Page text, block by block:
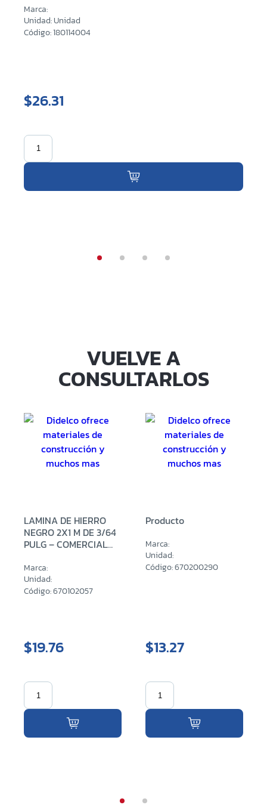
Marca:
Unidad: Unidad
Código: 180114004
$26.31
VUELVE A
CONSULTARLOS
LAMINA DE HIERRO
NEGRO 2X1 M DE 3/64
PULG – COMERCIAL
Marca:
Unidad:
Código: 670102057
$19.76
Producto
Marca:
Unidad:
Código: 670200290
$13.27